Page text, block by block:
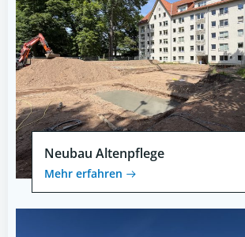
Neubau Altenpflege
Mehr erfahren